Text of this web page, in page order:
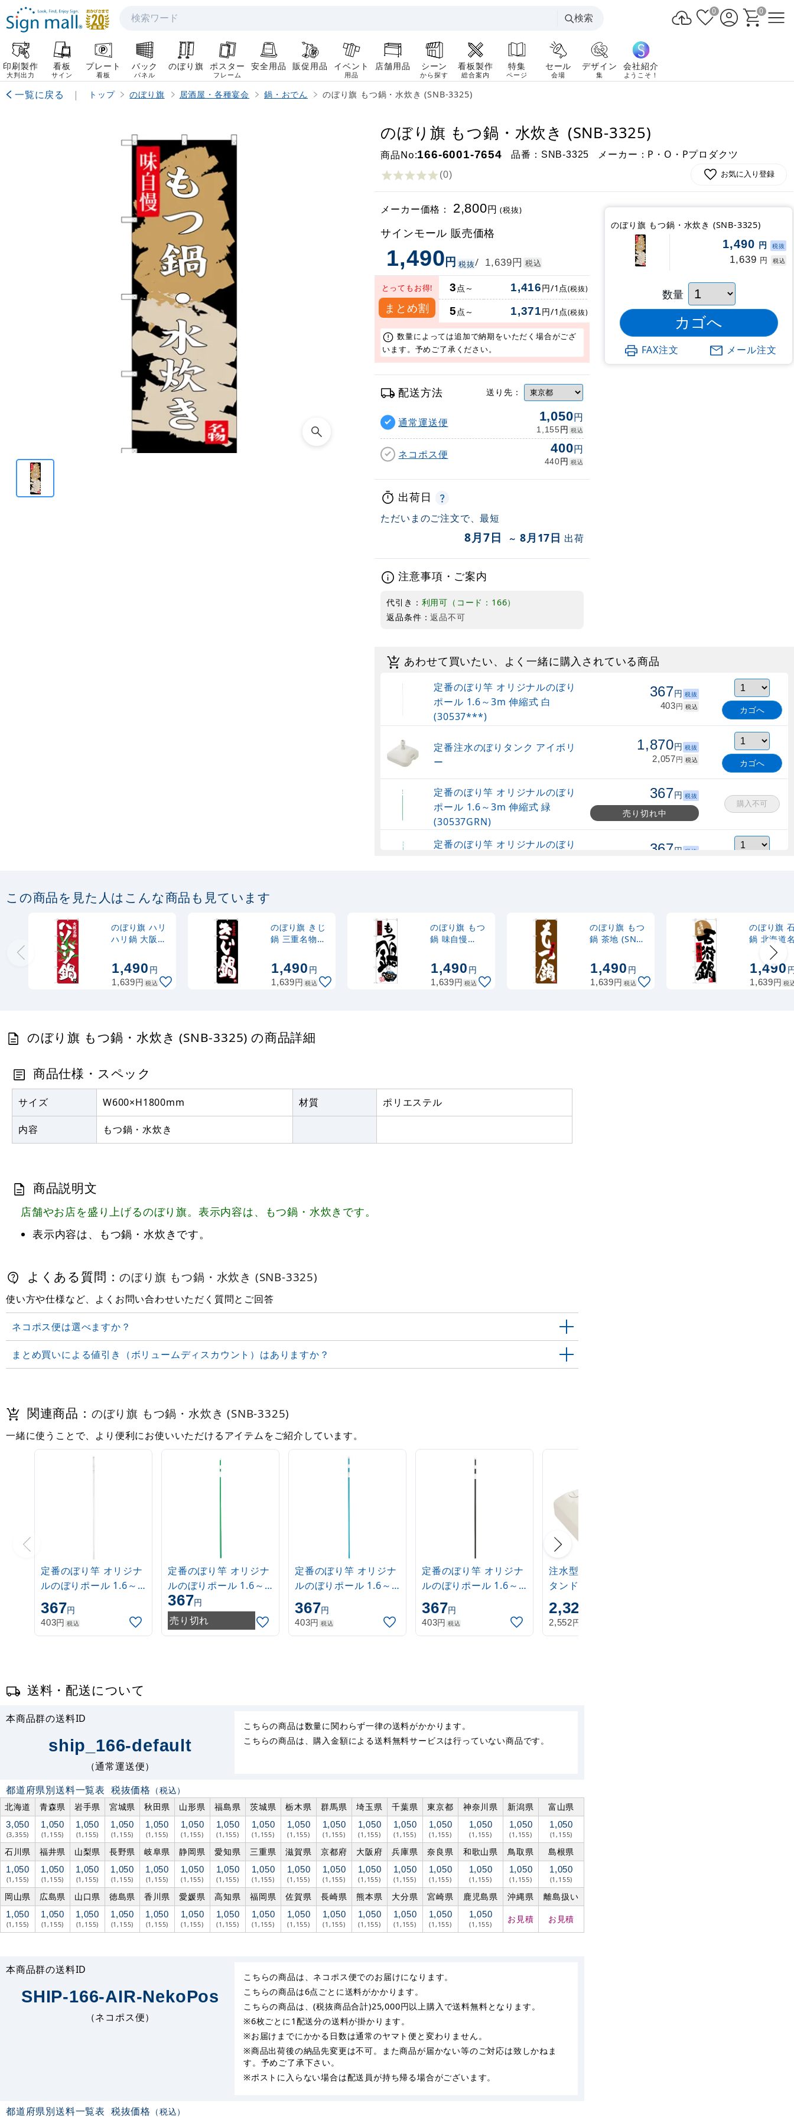
検索
検索
0 0
印刷製作
大判出力
看板
サイン
プレート
看板
バック
パネル
のぼり旗 ポスター
フレーム
安全用品 販促用品 イベント
用品
店舗用品 シーン
から探す
看板製作
総合案内
特集
ページ
セール
会場
デザイン
集
会社紹介
ようこそ！
一覧に戻る | トップ のぼり旗 居酒屋・各種宴会 鍋・おでん のぼり旗 もつ鍋・水炊き (SNB-3325)
のぼり旗 もつ鍋・水炊き (SNB-3325)
商品No:166-6001-7654 品番： SNB-3325 メーカー：P・O・Pプロダクツ
(0) お気に入り登録
メーカー価格： 2,800円(税抜)
サインモール 販売価格
1,490円 税抜/ 1,639円 税込
とってもお得!
まとめ割
3点～ 1,416円/1点(税抜)
5点～ 1,371円/1点(税抜)
数量によっては追加で納期をいただく場合がござ
います。予めご了承ください。
配送方法 送り先：
通常運送便 1,050円
1,155円 税込
ネコポス便 400円
440円 税込
出荷日
ただいまのご注文で、最短
8月7日 ～ 8月17日 出荷
注意事項・ご案内
代引き： 利用可（コード：166）
返品条件：返品不可
のぼり旗 もつ鍋・水炊き (SNB-3325)
1,490 円 税抜
1,639 円 税込
数量
FAX注文 メール注文
あわせて買いたい、よく一緒に購入されている商品
定番のぼり竿 オリジナルのぼり
ポール 1.6～3m 伸縮式 白
(30537***)
367円 税抜
403円 税込 カゴへ
定番注水のぼりタンク アイボリ
ー
1,870円 税抜
2,057円 税込 カゴへ
定番のぼり竿 オリジナルのぼり
ポール 1.6～3m 伸縮式 緑
(30537GRN)
367円 税抜
売り切れ中
購入不可
定番のぼり竿 オリジナルのぼり
367円 税抜
(30537BLK)
注水型マルチのぼりスタンド
20L
税抜
税込 カゴへ
この商品を見た人はこんな商品も見ています
のぼり旗 ハリ
ハリ鍋 大阪名
3483)
1,490円
1,639円 税込
のぼり旗 きじ
鍋 三重名物
1,490円
1,639円 税込
のぼり旗 もつ
鍋 味自慢
1,490円
1,639円 税込
のぼり旗 もつ
鍋 茶地 (SNB-
1,490円
1,639円 税込
のぼり旗
鍋 北海道
(SNB-
1,490
1,639円 税
のぼり旗 もつ鍋・水炊き (SNB-3325) の商品詳細
商品仕様・スペック
サイズ W600×H1800mm 材質 ポリエステル
内容 もつ鍋・水炊き
商品説明文
店舗やお店を盛り上げるのぼり旗。表示内容は、もつ鍋・水炊きです。
表示内容は、もつ鍋・水炊きです。
よくある質問：のぼり旗 もつ鍋・水炊き (SNB-3325)
使い方や仕様など、よくお問い合わせいただく質問とご回答
ネコポス便は選べますか？
まとめ買いによる値引き（ボリュームディスカウント）はありますか？
関連商品： のぼり旗 もつ鍋・水炊き (SNB-3325)
一緒に使うことで、より便利にお使いいただけるアイテムをご紹介しています。
定番のぼり竿 オリジナ
ルのぼりポール 1.6～
3m 伸縮式 白
(30537***)
367円
403円 税込
定番のぼり竿 オリジナ
ルのぼりポール 1.6～
3m 伸縮式 緑
(30537GRN)
367円
売り切れ
定番のぼり竿 オリジナ
ルのぼりポール 1.6～
3m 伸縮式 水色
(30537SBL)
367円
403円 税込
定番のぼり竿 オリジナ
ルのぼりポール 1.6～
3m 伸縮式 黒
(30537BLK)
367円
403円 税込
注水型マルチのぼりス
タンド 20L
2,320
2,552円
送料・配送について
本商品群の送料ID
ship_166-default
（通常運送便）
こちらの商品は数量に関わらず一律の送料がかかります。
こちらの商品は、購入金額による送料無料サービスは行っていない商品です。
都道府県別送料一覧表 税抜価格 （税込）
北海道
青森県 岩手県 宮城県 秋田県 山形県 福島県 茨城県 栃木県 群馬県 埼玉県 千葉県 東京都 神奈川県 新潟県 富山県
3,050
(3,355)
1,050
(1,155)
1,050
(1,155)
1,050
(1,155)
1,050
(1,155)
1,050
(1,155)
1,050
(1,155)
1,050
(1,155)
1,050
(1,155)
1,050
(1,155)
1,050
(1,155)
1,050
(1,155)
1,050
(1,155)
1,050
(1,155)
1,050
(1,155)
1,050
(1,155)
石川県 福井県 山梨県 長野県 岐阜県 静岡県 愛知県 三重県 滋賀県 京都府 大阪府 兵庫県 奈良県 和歌山県 鳥取県 島根県
1,050
(1,155)
1,050
(1,155)
1,050
(1,155)
1,050
(1,155)
1,050
(1,155)
1,050
(1,155)
1,050
(1,155)
1,050
(1,155)
1,050
(1,155)
1,050
(1,155)
1,050
(1,155)
1,050
(1,155)
1,050
(1,155)
1,050
(1,155)
1,050
(1,155)
1,050
(1,155)
岡山県 広島県 山口県 徳島県 香川県 愛媛県 高知県 福岡県 佐賀県 長崎県 熊本県 大分県 宮崎県 鹿児島県 沖縄県 離島扱い
1,050
(1,155)
1,050
(1,155)
1,050
(1,155)
1,050
(1,155)
1,050
(1,155)
1,050
(1,155)
1,050
(1,155)
1,050
(1,155)
1,050
(1,155)
1,050
(1,155)
1,050
(1,155)
1,050
(1,155)
1,050
(1,155)
1,050
(1,155) お見積 お見積
本商品群の送料ID
SHIP-166-AIR-NekoPos
（ネコポス便）
こちらの商品は、ネコポス便でのお届けになります。
こちらの商品は6点ごとに送料がかかります。
こちらの商品は、(税抜商品合計)25,000円以上購入で送料無料となります。
※6枚ごとに1配送分の送料が掛かります。
※お届けまでにかかる日数は通常のヤマト便と変わりません。
※商品出荷後の納品先変更は不可。また商品が届かない等のご対応は致しかねま
す。予めご了承下さい。
※ポストに入らない場合は配送員が持ち帰る場合がございます。
都道府県別送料一覧表 税抜価格 （税込）